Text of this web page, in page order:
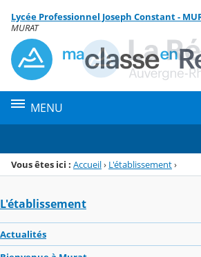
Menu de la rubrique
Contenu
Lycée Professionnel Joseph Constant -
MURAT
MENU
Vous êtes ici : Accueil› L'établissement›
L'établissement
Actualités